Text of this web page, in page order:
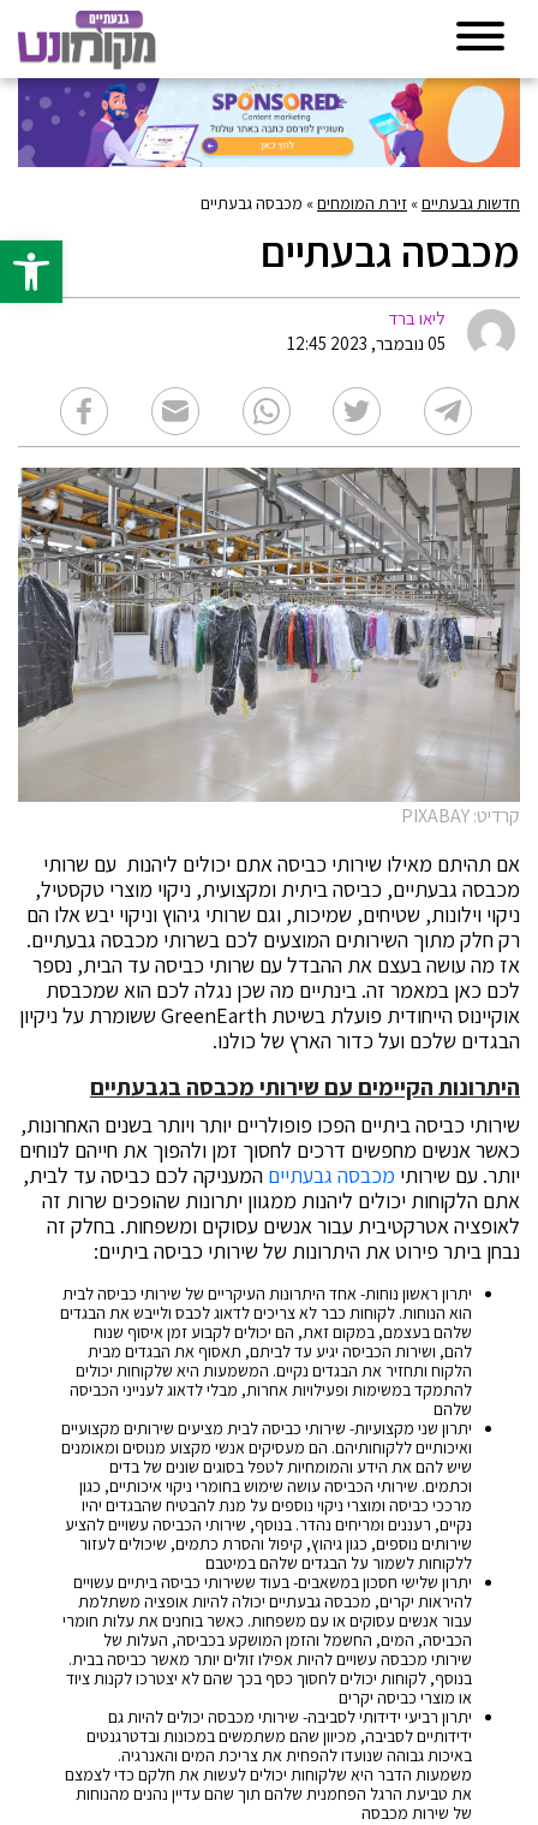
פתח
חדשות גבעתיים» זירת המומחים» מכבסה גבעתיים
מכבסה גבעתיים
ליאו ברד
05 נובמבר, 2023 12:45
קרדיט: PIXABAY
אם תהיתם מאילו שירותי כביסה אתם יכולים ליהנות עם שרותי
מכבסה גבעתיים, כביסה ביתית ומקצועית, ניקוי מוצרי טקסטיל,
ניקוי וילונות, שטיחים, שמיכות, וגם שרותי גיהוץ וניקוי יבש אלו הם
רק חלק מתוך השירותים המוצעים לכם בשרותי מכבסה גבעתיים.
אז מה עושה בעצם את ההבדל עם שרותי כביסה עד הבית, נספר
לכם כאן במאמר זה. בינתיים מה שכן נגלה לכם הוא שמכבסת
אוקיינוס הייחודית פועלת בשיטת GreenEarth ששומרת על ניקיון
הבגדים שלכם ועל כדור הארץ של כולנו.
היתרונות הקיימים עם שירותי מכבסה בגבעתיים
שירותי כביסה ביתיים הפכו פופולריים יותר ויותר בשנים האחרונות,
כאשר אנשים מחפשים דרכים לחסוך זמן ולהפוך את חייהם לנוחים
יותר. עם שירותי מכבסה גבעתיים המעניקה לכם כביסה עד לבית,
אתם הלקוחות יכולים ליהנות ממגוון יתרונות שהופכים שרות זה
לאופציה אטרקטיבית עבור אנשים עסוקים ומשפחות. בחלק זה
נבחן ביתר פירוט את היתרונות של שירותי כביסה ביתיים:
יתרון ראשון נוחות- אחד היתרונות העיקריים של שירותי כביסה לבית
הוא הנוחות. לקוחות כבר לא צריכים לדאוג לכבס ולייבש את הבגדים
שלהם בעצמם, במקום זאת, הם יכולים לקבוע זמן איסוף שנוח
להם, ושירות הכביסה יגיע עד לביתם, תאסוף את הבגדים מבית
הלקוח ותחזיר את הבגדים נקיים. המשמעות היא שלקוחות יכולים
להתמקד במשימות ופעילויות אחרות, מבלי לדאוג לענייני הכביסה
שלהם
יתרון שני מקצועיות- שירותי כביסה לבית מציעים שירותים מקצועיים
ואיכותיים ללקוחותיהם. הם מעסיקים אנשי מקצוע מנוסים ומאומנים
שיש להם את הידע והמומחיות לטפל בסוגים שונים של בדים
וכתמים. שירותי הכביסה עושה שימוש בחומרי ניקוי איכותיים, כגון
מרככי כביסה ומוצרי ניקוי נוספים על מנת להבטיח שהבגדים יהיו
נקיים, רעננים ומריחים נהדר. בנוסף, שירותי הכביסה עשויים להציע
שירותים נוספים, כגון גיהוץ, קיפול והסרת כתמים, שיכולים לעזור
ללקוחות לשמור על הבגדים שלהם במיטבם
יתרון שלישי חסכון במשאבים- בעוד ששירותי כביסה ביתיים עשויים
להיראות יקרים, מכבסה גבעתיים יכולה להיות אופציה משתלמת
עבור אנשים עסוקים או עם משפחות. כאשר בוחנים את עלות חומרי
הכביסה, המים, החשמל והזמן המושקע בכביסה, העלות של
שירותי מכבסה עשויים להיות אפילו זולים יותר מאשר כביסה בבית.
בנוסף, לקוחות יכולים לחסוך כסף בכך שהם לא יצטרכו לקנות ציוד
או מוצרי כביסה יקרים
יתרון רביעי ידידותי לסביבה- שירותי מכבסה יכולים להיות גם
ידידותיים לסביבה, מכיוון שהם משתמשים במכונות ובדטרגנטים
באיכות גבוהה שנועדו להפחית את צריכת המים והאנרגיה.
משמעות הדבר היא שלקוחות יכולים לעשות את חלקם כדי לצמצם
את טביעת הרגל הפחמנית שלהם תוך שהם עדיין נהנים מהנוחות
של שירות מכבסה